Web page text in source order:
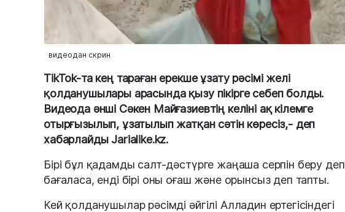
видеодан скрин
TikTok-та кең тараған ерекше ұзату рәсімі желі
қолданушылары арасында қызу пікірге себеп болды.
Видеода әнші Сәкен Майғазиевтің келіні ақ кілемге
отырғызылып, ұзатылып жатқан сәтін көресіз,- деп
хабарлайды Jarialike.kz.
Бірі бұл қадамды салт-дәстүрге жаңаша серпін беру деп
бағаласа, енді бірі оны оғаш және орынсыз деп тапты.
Кей қолданушылар рәсімді әйгілі Алладин ертегісіндегі